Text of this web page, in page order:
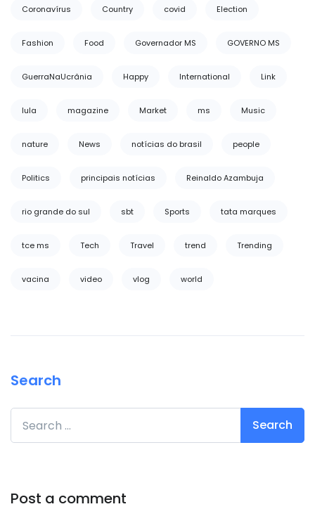
Coronavírus Country covid Election
Fashion Food Governador MS GOVERNO MS
GuerraNaUcrânia Happy International Link
lula magazine Market ms Music
nature News notícias do brasil people
Politics principais notícias Reinaldo Azambuja
rio grande do sul sbt Sports tata marques
tce ms Tech Travel trend Trending
vacina video vlog world
Search
Search for:
Post a comment